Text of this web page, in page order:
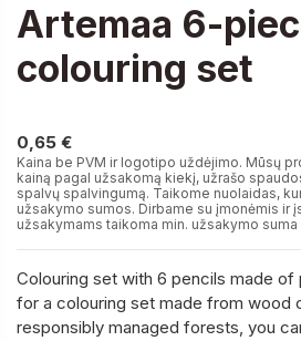
Artemaa 6-
colouring set
0,65 €
Kaina be PVM ir logotipo uždėjimo. Mūsų
kainą pagal užsakomą kiekį, užrašo
spalvų spalvingumą. Taikome nuolaidas,
užsakymo sumos. Dirbame su įmonėmis ir
užsakymams taikoma min. užsakymo suma
Colouring set with 6 pencils made
for a colouring set made from wood
responsibly managed forests, you